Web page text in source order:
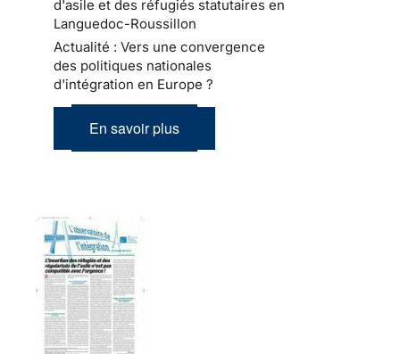
d'asile et des réfugiés statutaires en
Languedoc-Roussillon
Actualité : Vers une convergence
des politiques nationales
d'intégration en Europe ?
En savoir plus